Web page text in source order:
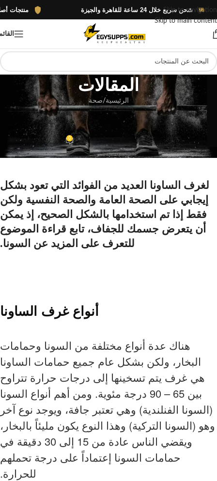
Skip to navigation
Skip to main content
منتجات أصلية 100% بضمان الوكيل الرسمي شحن سريع خلال 24 ساعة للقاهرة والجيزة
المقالات
الرئيسية صحة
صحة
فوائد الساونا
Mego
0
لغرف الساونا العديد من الفوائد التي تعود بشكل
إيجابي على الصحة العامة والصحة النفسية ولكن
فقط إذا تم استخدامها بالشكل الصحيح، إذ يمكن
أن يتعرض جسمك للجفاف، تابع قراءة الموضوع
للتعرف على المزيد عن السونا.
أنواع غرف الساونا
هناك عدة أنواع مختلفة من السونا وحمامات
البخار، ولكن بشكل عام جميع حمامات الساونا
هي غرف يتم تسخينها إلى درجات حرارة تتراوح
بين 65 – 90 درجة مئوية. ومن أهم أنواع السونا
(السونا الفنلندية) وهي تعتبر جافة، ويوجد نوع آخر
وهو (السونا التركية) وهذا النوع يكون مليئاً بالبخار،
ويقضي الناس عادة من 15 إلى 30 دقيقة في
حمامات السونا إعتماداً على درجة تحملهم
للحرارة.